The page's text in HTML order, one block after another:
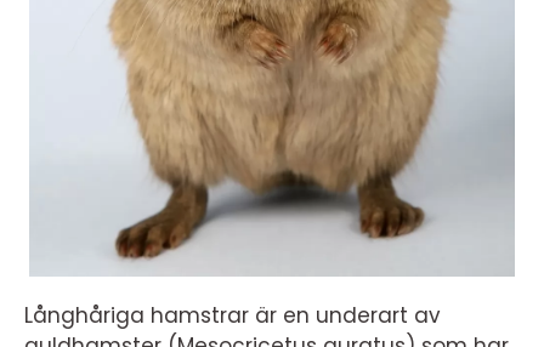
Långhåriga hamstrar är en underart av